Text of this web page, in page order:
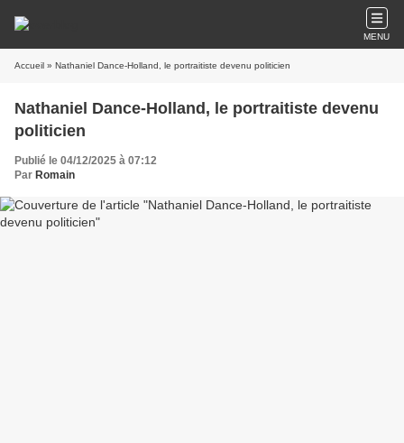
MENU
Accueil » Nathaniel Dance-Holland, le portraitiste devenu politicien
Nathaniel Dance-Holland, le portraitiste devenu
politicien
Publié le 04/12/2025 à 07:12
Par Romain